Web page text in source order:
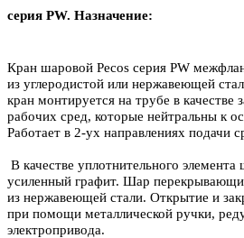
серия PW. Назначение:
Кран шаровой Pecos серия PW
из углеродистой или нержавеющей
кран монтируется на трубе в качестве
рабочих сред, которые нейтральны к
Работает в 2-ух направлениях подачи
В качестве уплотнительного элемента
усиленный графит. Шар
из нержавеющей стали. Открытие и
при помощи металлической ручки,
электропривода.